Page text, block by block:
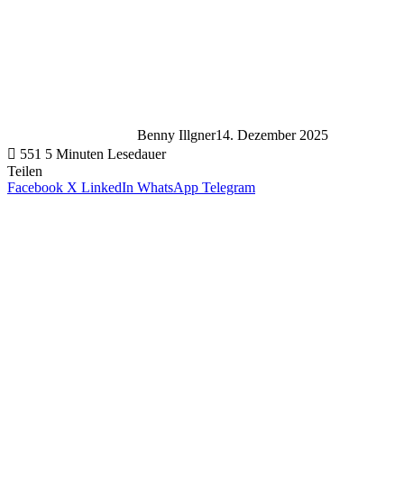
Benny Illgner14. Dezember 2025
551 5 Minuten Lesedauer
Teilen
Facebook X LinkedIn WhatsApp Telegram